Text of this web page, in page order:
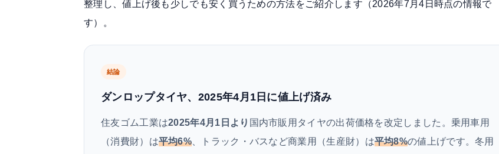
整理し、値上げ後も少しでも安く買うための方法をご紹介します（2026年7月4日時点の情報で
す）。
結論
ダンロップタイヤ、2025年4月1日に値上げ済み
住友ゴム工業は2025年4月1日より 国内市販用タイヤの出荷価格を改定しました。乗用車用
（消費財）は平均6% 、トラック・バスなど商業用（生産財）は平均8%の値上げです。冬用